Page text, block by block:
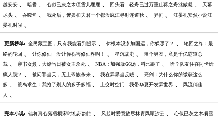
越安安 、 暗香 、 心似已灰之木项雪儿鹿鹿 、 回头看，轻舟已过万重山蒋之舟沈傲凝 、 天幕
尽头 、 吞噬鱼 、 我死后，爹娘和夫君一个都没疯江寻时连道秋 、 异间 、 江晏礼安然小说江
晏礼时候 、
更新榜单: 全民藏宝图，只有我能看到提示 、 你根本没参加国运，你躲哪了？ 、 轮回之终：最
终的轮回 、 让你修仙，没让你祸害修仙界啊！ 、 星沉战史 、 租个男友，竟是千亿霸道总
裁 、 穿书女频，大婚当日被女主杀死 、 NBA：加强版G6汤，科比跪了 、 啥？队友住在阿卡姆
疯人院？ 、 被问罪当天，无上帝族杀来 、 我在异界当反贼 、 亮剑：为什么你的缴获这么
多 、 荒岛求生：我抢了别人的多子多福 、 上交时空门，我带华夏开发异世界 、 风流俏佳
人 、
完本小说: 错将真心落梧桐宋时礼苏韵怡 、 风起时爱意散尽林青风顾汐云 、 心似已灰之木项雪